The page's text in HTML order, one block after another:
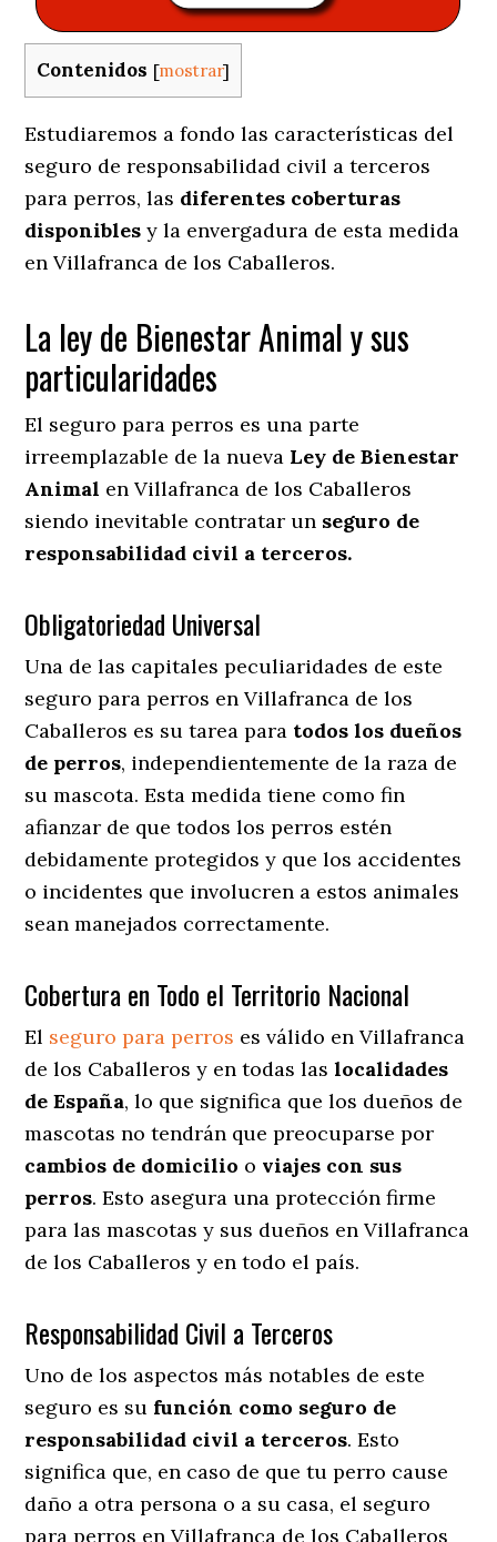
Contenidos [mostrar]
Estudiaremos a fondo las características del
seguro de responsabilidad civil a terceros
para perros, las diferentes coberturas
disponibles y la envergadura de esta medida
en Villafranca de los Caballeros.
La ley de Bienestar Animal y sus
particularidades
El seguro para perros es una parte
irreemplazable de la nueva Ley de Bienestar
Animal en Villafranca de los Caballeros
siendo inevitable contratar un seguro de
responsabilidad civil a terceros.
Obligatoriedad Universal
Una de las capitales peculiaridades de este
seguro para perros en Villafranca de los
Caballeros es su tarea para todos los dueños
de perros, independientemente de la raza de
su mascota. Esta medida tiene como fin
afianzar de que todos los perros estén
debidamente protegidos y que los accidentes
o incidentes que involucren a estos animales
sean manejados correctamente.
Cobertura en Todo el Territorio Nacional
El seguro para perros es válido en Villafranca
de los Caballeros y en todas laslocalidades
de España, lo que significa que los dueños de
mascotas no tendrán que preocuparse por
cambios de domicilio o viajes con sus
perros. Esto asegura una protección firme
para las mascotas y sus dueños en Villafranca
de los Caballeros y en todo el país.
Responsabilidad Civil a Terceros
Uno de los aspectos más notables de este
seguro es su función como seguro de
responsabilidad civil a terceros. Esto
significa que, en caso de que tu perro cause
daño a otra persona o a su casa, el seguro
para perros en Villafranca de los Caballeros